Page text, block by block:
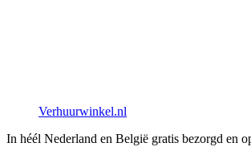
Verhuurwinkel.nl
In héél Nederland en België gratis bezorgd en